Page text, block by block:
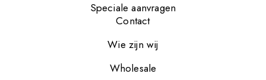
Speciale aanvragen
Contact
Wie zijn wij
Wholesale